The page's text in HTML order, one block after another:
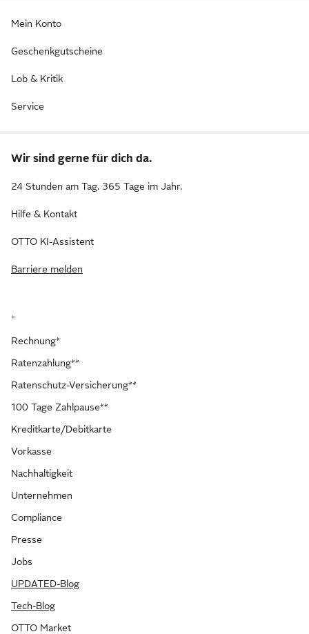
Mein Konto
Geschenkgutscheine
Lob & Kritik
Service
Wir sind gerne für dich da.
24 Stunden am Tag. 365 Tage im Jahr.
Hilfe & Kontakt
OTTO KI-Assistent
Barriere melden
*
Rechnung*
Ratenzahlung**
Ratenschutz-Versicherung**
100 Tage Zahlpause**
Kreditkarte/Debitkarte
Vorkasse
Nachhaltigkeit
Unternehmen
Compliance
Presse
Jobs
UPDATED-Blog
Tech-Blog
OTTO Market